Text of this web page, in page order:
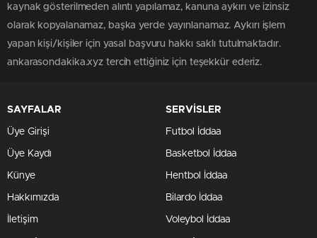
kaynak gösterilmeden alıntı yapılamaz, kanuna aykırı ve izinsiz
olarak kopyalanamaz, başka yerde yayınlanamaz. Aykırı işlem
yapan kişi/kişiler için yasal başvuru hakkı saklı tutulmaktadır.
ankarasondakika.xyz tercih ettiğiniz için teşekkür ederiz.
SAYFALAR
Üye Girişi
Üye Kaydı
Künye
Hakkımızda
İletişim
SERVİSLER
Futbol İddaa
Basketbol İddaa
Hentbol İddaa
Bilardo İddaa
Voleybol İddaa